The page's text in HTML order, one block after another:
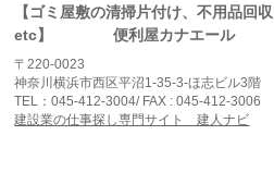
【ゴミ屋敷の清掃片付け、不用品回収
etc】 便利屋カナエール
〒220-0023
神奈川横浜市西区平沼1-35-3-ほ志ビル3階
TEL：045-412-3004/ FAX : 045-412-3006
建設業の仕事探し専門サイト 建人ナビ